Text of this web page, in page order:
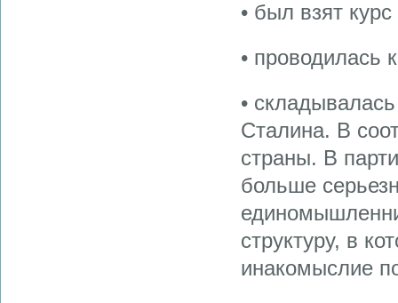
• был взят
• проводилась
•
Сталина. В
страны. В
больше
структуру, в
инакомыслие